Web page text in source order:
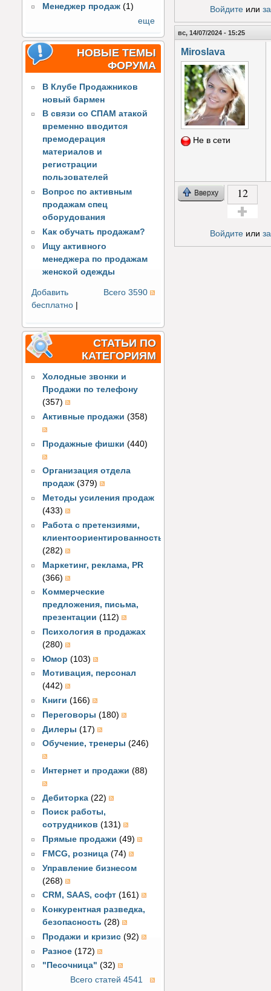
Менеджер продаж (1)
еще
НОВЫЕ ТЕМЫ
ФОРУМА
В Клубе Продажников
новый бармен
В связи со СПАМ атакой
временно вводится
премодерация
материалов и
регистрации
пользователей
Вопрос по активным
продажам спец
оборудования
Как обучать продажам?
Ищу активного
менеджера по продажам
женской одежды
Всего 3590
Добавить
бесплатно |
СТАТЬИ ПО
КАТЕГОРИЯМ
Холодные звонки и
Продажи по телефону
(357)
Активные продажи (358)
Продажные фишки (440)
Организация отдела
продаж (379)
Методы усиления продаж
(433)
Работа с претензиями,
клиентоориентированность
(282)
Маркетинг, реклама, PR
(366)
Коммерческие
предложения, письма,
презентации (112)
Психология в продажах
(280)
Юмор (103)
Мотивация, персонал
(442)
Книги (166)
Переговоры (180)
Дилеры (17)
Обучение, тренеры (246)
Интернет и продажи (88)
Дебиторка (22)
Поиск работы,
сотрудников (131)
Прямые продажи (49)
FMCG, розница (74)
Управление бизнесом
(268)
CRM, SAAS, софт (161)
Конкурентная разведка,
безопасность (28)
Продажи и кризис (92)
Разное (172)
"Песочница" (32)
Всего статей 4541
Войдитеили
вс, 14/07/2024 - 15:25
Miroslava
Не в сети
Вверху 12
Войдитеили